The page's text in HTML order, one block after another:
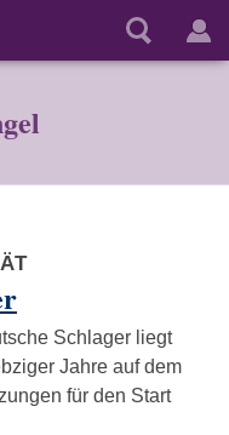
Schlager liegt
Jahre auf dem
für den Start